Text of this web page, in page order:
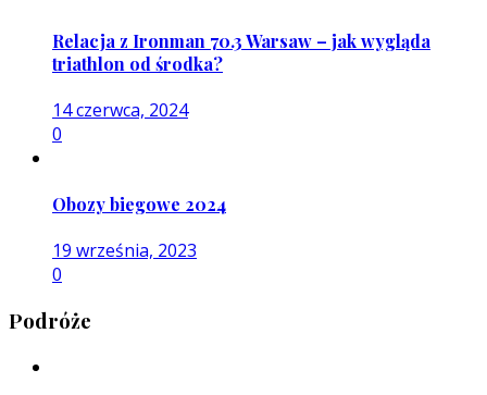
Relacja z Ironman 70.3 Warsaw – jak wygląda
triathlon od środka?
14 czerwca, 2024
0
Obozy biegowe 2024
19 września, 2023
0
Podróże